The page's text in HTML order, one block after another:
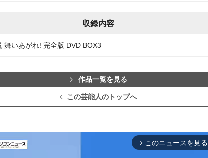
収録内容
舞いあがれ! 完全版 DVD BOX3
作品一覧を見る
この芸能人のトップへ
arrow_forward_ios このニュースを見る